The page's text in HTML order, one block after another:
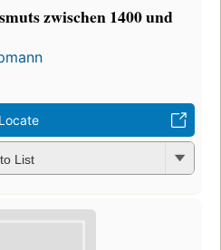
zwischen 1400 und
Locate
List